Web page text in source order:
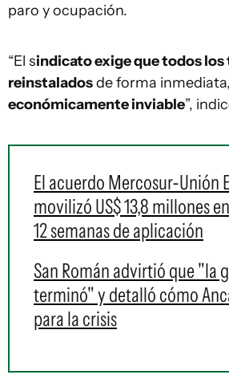
paro y ocupación.
“El sindicato exige que todos
reinstaladosde forma
económicamente inviable”,
El acuerdo Mercosur-Unión
movilizó US$ 13,8 millones
12 semanas de aplicación
San Román advirtió que "la
terminó" y detalló cómo
para la crisis